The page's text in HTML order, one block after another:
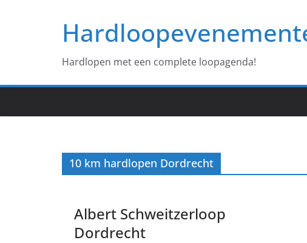
Hardlopen met een complete loopagenda!
10 km hardlopen Dordrecht
Albert Schweitzerloop
Dordrecht